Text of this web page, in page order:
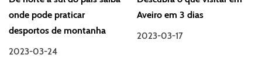
onde pode praticar
desportos de montanha
2023-03-24
Aveiro em 3 dias
2023-03-17